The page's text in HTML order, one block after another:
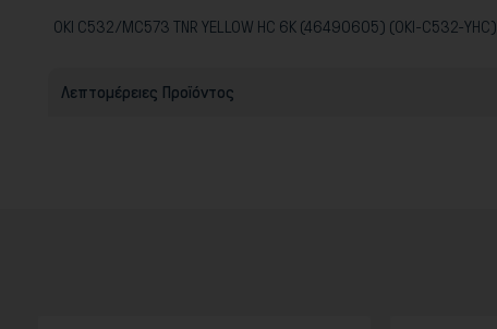
OKI C532/MC573 TNR YELLOW HC 6K (46490605) (OKI-C532-YHC)
Λεπτομέρειες Προϊόντος